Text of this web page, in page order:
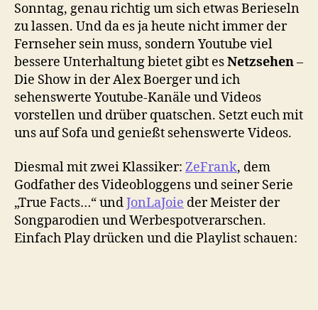
Sonntag, genau richtig um sich etwas Berieseln
zu lassen. Und da es ja heute nicht immer der
Fernseher sein muss, sondern Youtube viel
bessere Unterhaltung bietet gibt esNetzsehen–
Die Show in der Alex Boerger und ich
sehenswerte Youtube-Kanäle und Videos
vorstellen und drüber quatschen. Setzt euch mit
uns auf Sofa und genießt sehenswerte Videos.
Diesmal mit zwei Klassiker: ZeFrank, dem
Godfather des Videobloggens und seiner Serie
„True Facts…“ undJonLaJoie der Meister der
Songparodien und Werbespotverarschen.
Einfach Play drücken und die Playlist schauen: